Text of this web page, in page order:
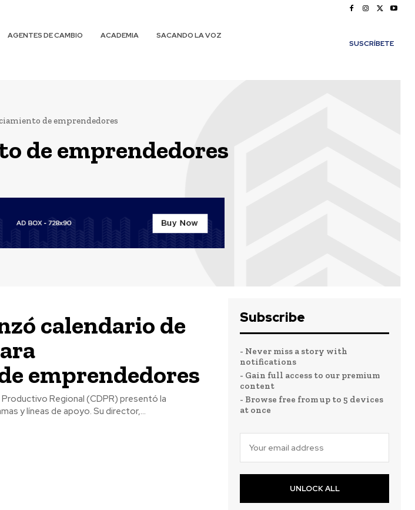
AGENTES DE CAMBIO ACADEMIA
SACANDO LA VOZ
SUSCRÍBETE
de emprendedores
de emprendedores
calendario de
emprendedores
Regional (CDPR) presentó la
y líneas de apoyo. Su director,...
Subscribe
- Never miss a story with
notifications
- Gain full access to our premium
content
- Browse free from up to 5 devices
at once
UNLOCK ALL